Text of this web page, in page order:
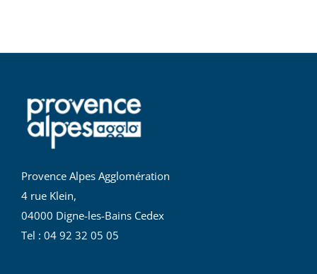
Provence Alpes Agglomération
4 rue Klein,
04000 Digne-les-Bains Cedex
Tel : 04 92 32 05 05